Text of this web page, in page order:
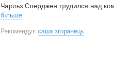
Чарльз Сперджен трудился над
більше
Рекомендує саша згоранець